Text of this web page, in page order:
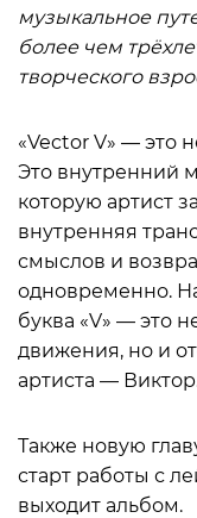
музыкальное
более чем
творческого
«Vector V» — это
Это внутренний
которую артист
внутренняя
смыслов и
одновременно.
буква «V» — это
движения, но и
артиста —
Также новую
старт работы с
выходит альбом.